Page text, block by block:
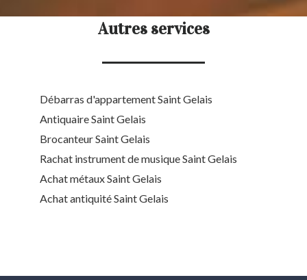
Autres services
Débarras d'appartement Saint Gelais
Antiquaire Saint Gelais
Brocanteur Saint Gelais
Rachat instrument de musique Saint Gelais
Achat métaux Saint Gelais
Achat antiquité Saint Gelais